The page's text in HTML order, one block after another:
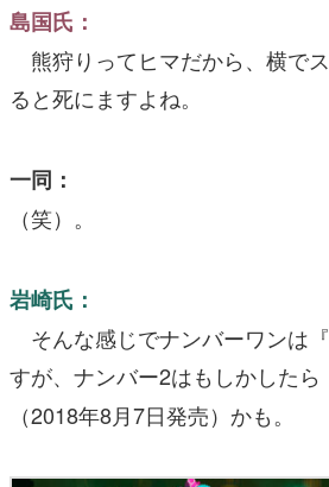
島国氏：
熊狩りってヒマだから、横で
ると死にますよね。
一同：
（笑）。
岩崎氏：
そんな感じでナンバーワンは
すが、ナンバー2はもしかしたら
（2018年8月7日発売）かも。